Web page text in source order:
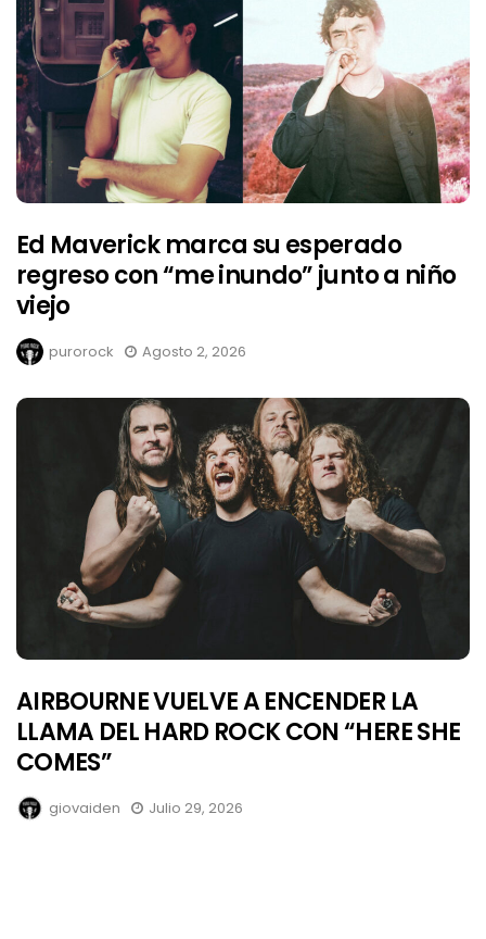
Ed Maverick marca su esperado
regreso con “me inundo” junto a niño
viejo
purorock Agosto 2, 2026
AIRBOURNE VUELVE A ENCENDER LA
LLAMA DEL HARD ROCK CON “HERE SHE
COMES”
giovaiden Julio 29, 2026